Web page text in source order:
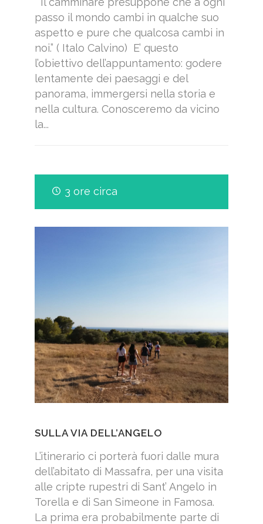
passo il mondo cambi in qualche suo
aspetto e pure che qualcosa cambi in
noi.” ( Italo Calvino) E’ questo
l’obiettivo dell’appuntamento: godere
lentamente dei paesaggi e del
panorama, immergersi nella storia e
nella cultura. Conosceremo da vicino
la...
3 ore circa
SULLA VIA DELL’ANGELO
L’itinerario ci porterà fuori dalle mura
dell’abitato di Massafra, per una visita
alle cripte rupestri di Sant’ Angelo in
Torella e di San Simeone in Famosa.
La prima era probabilmente parte di